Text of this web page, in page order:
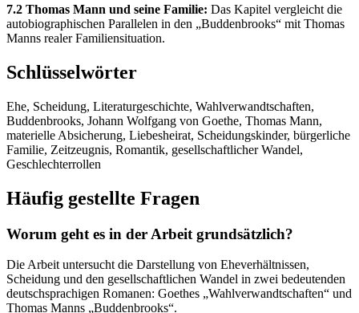
7.2 Thomas Mann und seine Familie: Das Kapitel vergleicht die
autobiographischen Parallelen in den „Buddenbrooks“ mit Thomas
Manns realer Familiensituation.
Schlüsselwörter
Ehe, Scheidung, Literaturgeschichte, Wahlverwandtschaften,
Buddenbrooks, Johann Wolfgang von Goethe, Thomas Mann,
materielle Absicherung, Liebesheirat, Scheidungskinder, bürgerliche
Familie, Zeitzeugnis, Romantik, gesellschaftlicher Wandel,
Geschlechterrollen
Häufig gestellte Fragen
Worum geht es in der Arbeit grundsätzlich?
Die Arbeit untersucht die Darstellung von Eheverhältnissen,
Scheidung und den gesellschaftlichen Wandel in zwei bedeutenden
deutschsprachigen Romanen: Goethes „Wahlverwandtschaften“ und
Thomas Manns „Buddenbrooks“.